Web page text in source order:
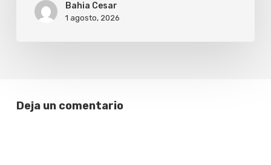
Bahia Cesar
1 agosto, 2026
Deja un comentario